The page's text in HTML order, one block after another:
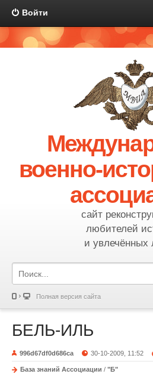
Войти
военно-
сайт
любителей
и увлечённых
Полная версия сайта
БЕЛЬ-ИЛЬ
996d67df0d686ca 30-10-2009, 11:52
База знаний Ассоциации / "Б"